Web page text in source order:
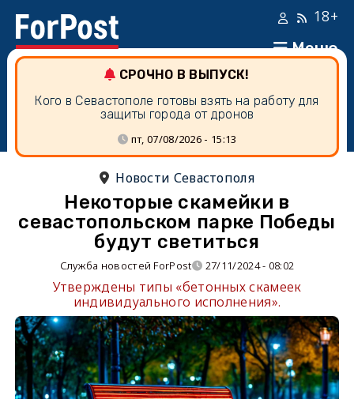
Меню
18+
СРОЧНО В ВЫПУСК!
Кого в Севастополе готовы взять на работу для
защиты города от дронов
пт, 07/08/2026 - 15:13
Новости Севастополя
Некоторые скамейки в
севастопольском парке Победы
будут светиться
Служба новостей ForPost 27/11/2024 - 08:02
Утверждены типы «бетонных скамеек
индивидуального исполнения».